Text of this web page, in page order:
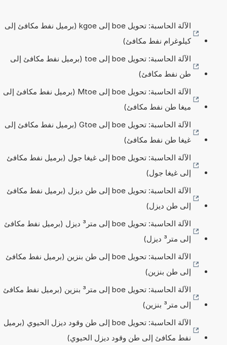
الآلة الحاسبة: تحويل boe إلى kgoe (برميل نفط مكافئ إلى
كيلوغرام نفط مكافئ)
الآلة الحاسبة: تحويل boe إلى toe (برميل نفط مكافئ إلى
طن نفط مكافئ)
الآلة الحاسبة: تحويل boe إلى Mtoe (برميل نفط مكافئ إلى
ميغا طن نفط مكافئ)
الآلة الحاسبة: تحويل boe إلى Gtoe (برميل نفط مكافئ إلى
غيغا طن نفط مكافئ)
الآلة الحاسبة: تحويل boe إلى غيغا جول (برميل نفط مكافئ
إلى غيغا جول)
الآلة الحاسبة: تحويل boe إلى طن ديزل (برميل نفط مكافئ
إلى طن ديزل)
الآلة الحاسبة: تحويل boe إلى متر³ ديزل (برميل نفط مكافئ
إلى متر³ ديزل)
الآلة الحاسبة: تحويل boe إلى طن بنزين (برميل نفط مكافئ
إلى طن بنزين)
الآلة الحاسبة: تحويل boe إلى متر³ بنزين (برميل نفط مكافئ
إلى متر³ بنزين)
الآلة الحاسبة: تحويل boe إلى طن وقود ديزل الحيوي (برميل
نفط مكافئ إلى طن وقود ديزل الحيوي)